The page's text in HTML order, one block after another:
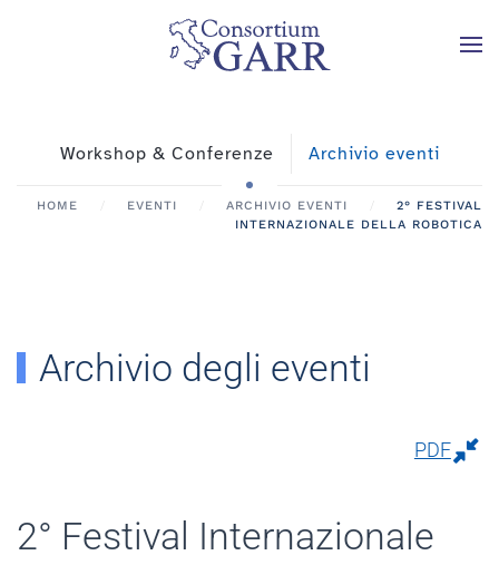
Skip to main content
Workshop & Conferenze Archivio eventi
HOME EVENTI ARCHIVIO EVENTI
2° FESTIVAL
INTERNAZIONALE DELLA ROBOTICA
Archivio degli eventi
PDF
2° Festival Internazionale